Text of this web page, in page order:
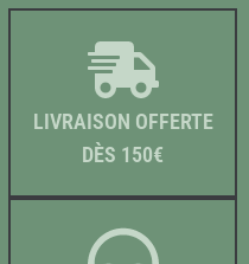
LIVRAISON OFFERTE
DÈS 150€